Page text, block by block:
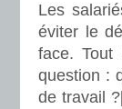
Les
éviter le
face.
question :
de travail